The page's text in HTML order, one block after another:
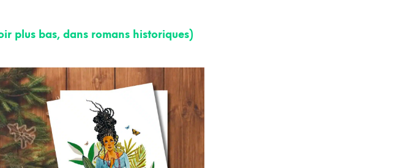
plus bas, dans romans historiques)